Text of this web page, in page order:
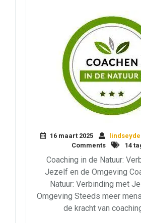
16 maart 2025
Comments
14
Coaching in de Natuur:
Jezelf en de Omgeving
Natuur: Verbinding met
Omgeving Steeds meer
de kracht van